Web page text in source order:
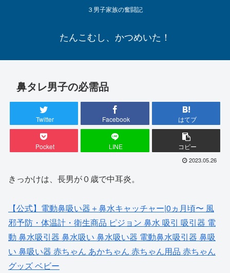
３男子家族の奮闘記
たんこむし、かつめいた！
鼻タレ男子の必需品
Twitter Facebook はてブ
Pocket LINE コピー
2023.05.26
きっかけは、長男が０歳で中耳炎。
【公式】電動鼻吸い器＋鼻水キャッチャー|0ヵ月頃〜 風
邪予防・体温計・衛生商品 ピジョン 鼻水 吸引 吸引器 電
動 鼻水吸引器 鼻水吸い 鼻水吸い器 電動鼻水吸引器 鼻吸
い 鼻吸い器 赤ちゃん あかちゃん 赤ちゃん用品 赤ちゃん
グッズ ベビー